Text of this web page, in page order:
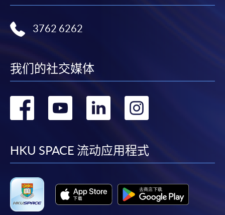
3762 6262
我们的社交媒体
转
facebook
转
youtube
转
linkedin
转
HKU SPACE 流动应用程式